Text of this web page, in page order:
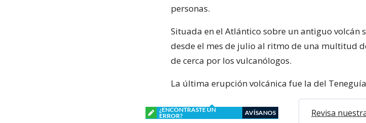
personas.
Situada en el Atlántico sobre un antiguo volcán
desde el mes de julio al ritmo de una multitud
de cerca por los vulcanólogos.
La última erupción volcánica fue la del
¿ENCONTRASTE UN
ERROR?
AVÍSANOS Revisa